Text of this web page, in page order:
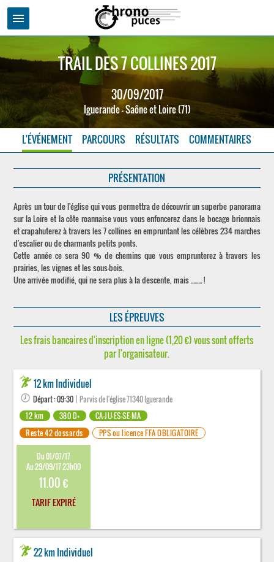
menu
TRAIL DES 7 COLLINES 2017
30/09/2017
Iguerande - Saône et Loire (71)
L'ÉVÉNEMENT PARCOURS RÉSULTATS COMMENTAIRES
PRÉSENTATION
Après un tour de l'église qui vous permettra de découvrir un superbe panorama
sur la Loire et la côte roannaise vous vous enfoncerez dans le bocage brionnais
et crapahuterez à travers les 7 collines en empruntant les célèbres 234 marches
d'escalier ou de charmants petits ponts.
Cette année ce sera 90 % de chemins que vous emprunterez à travers les
prairies, les vignes et les sous-bois.
Une arrivée modifié, qui ne sera plus à la descente, mais ......... !
LES ÉPREUVES
Les frais bancaires d'inscription en ligne (1,20 €) vous sont offerts
par l'organisateur.
12 km Individuel
Départ : 09:30 | Parvis de l'église 71340 Iguerande
12 km
380 D+
CA-JU-ES-SE-MA
Reste 42 dossards
PPS ou licence FFA OBLIGATOIRE
Du 01/07/17
Au 29/09/17 23h00
11.00 €
TARIF EXPIRÉ
22 km Individuel